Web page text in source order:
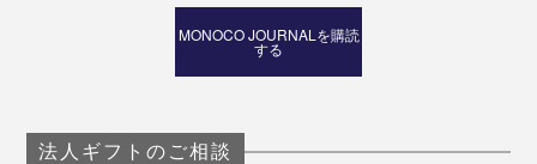
MONOCO JOURNALを購読
する
法人ギフトのご相談